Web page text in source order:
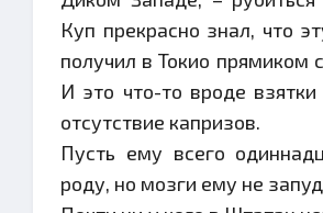
Куп прекрасно знал, что
получил в Токио прямиком
И это что-то вроде
отсутствие капризов.
Пусть ему всего
роду, но мозги ему не